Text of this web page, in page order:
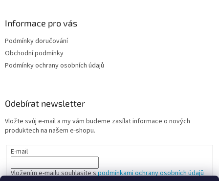
Informace pro vás
Podmínky doručování
Obchodní podmínky
Podmínky ochrany osobních údajů
Odebírat newsletter
Vložte svůj e-mail a my vám budeme zasílat informace o nových
produktech na našem e-shopu.
E-mail
Vložením e-mailu souhlasíte spodmínkami ochrany osobních údajů